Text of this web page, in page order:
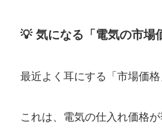
💡 気になる「電気の市場
最近よく耳にする「市場価格
これは、電気の仕入れ価格